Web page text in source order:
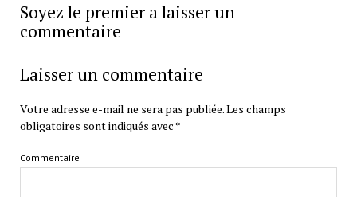
Soyez le premier a laisser un
commentaire
Laisser un commentaire
Votre adresse e-mail ne sera pas publiée.Les champs
obligatoires sont indiqués avec *
Commentaire